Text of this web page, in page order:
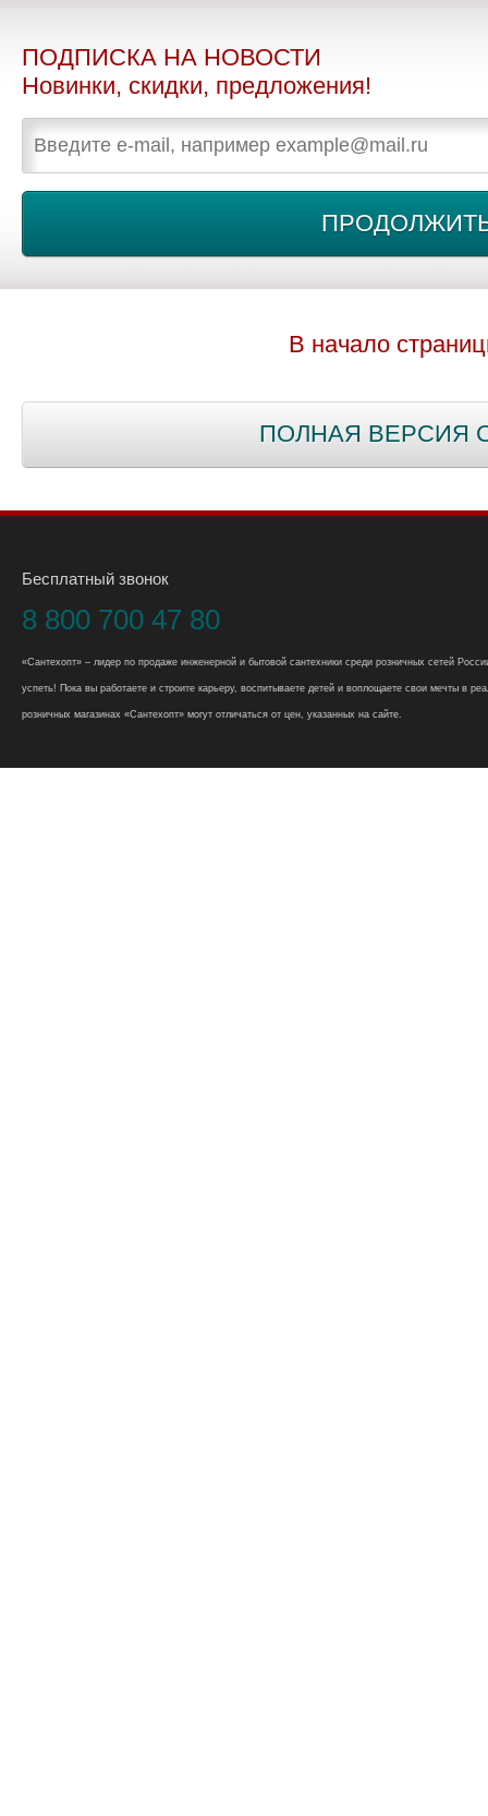
ПОДПИСКА НА НОВОСТИ
Новинки, скидки, предложения!
В начало
ПОЛНАЯ ВЕРСИЯ
Бесплатный звонок
8 800 700 47 80
«Сантехопт» – лидер по продаже инженерной и бытовой сантехники среди розничных сетей
успеть! Пока вы работаете и строите карьеру, воспитываете детей и воплощаете свои мечты в
розничных магазинах «Сантехопт» могут отличаться от цен, указанных на сайте.